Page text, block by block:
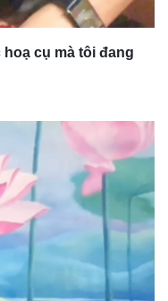
cụ mà tôi đang